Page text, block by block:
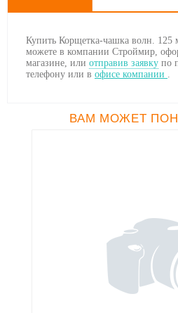
Купить Корщетка-чашка волн.
можете в компании Строймир,
магазине, или отправив заявку по
телефону или в офисе компании .
ВАМ МОЖЕТ